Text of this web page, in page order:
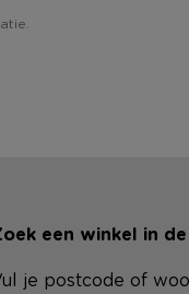
een winkel in
je postcode of